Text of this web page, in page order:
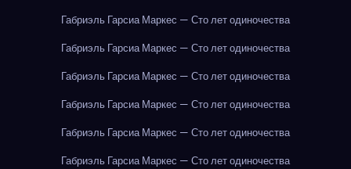
Габриэль Гарсиа Маркес — Сто лет одиночества
Габриэль Гарсиа Маркес — Сто лет одиночества
Габриэль Гарсиа Маркес — Сто лет одиночества
Габриэль Гарсиа Маркес — Сто лет одиночества
Габриэль Гарсиа Маркес — Сто лет одиночества
Габриэль Гарсиа Маркес — Сто лет одиночества